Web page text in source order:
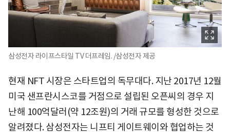
삼성전자 라이프스타일 TV 더프레임. /삼성전자 제공
현재 NFT 시장은 스타트업의 독무대다. 지난 2017년 12월
미국 샌프란시스코를 거점으로 설립된 오픈씨의 경우 지
난해 100억달러(약 12조원)의 거래 규모를 형성한 것으로
알려졌다. 삼성전자는 니프티 게이트웨이와 협업하는 것